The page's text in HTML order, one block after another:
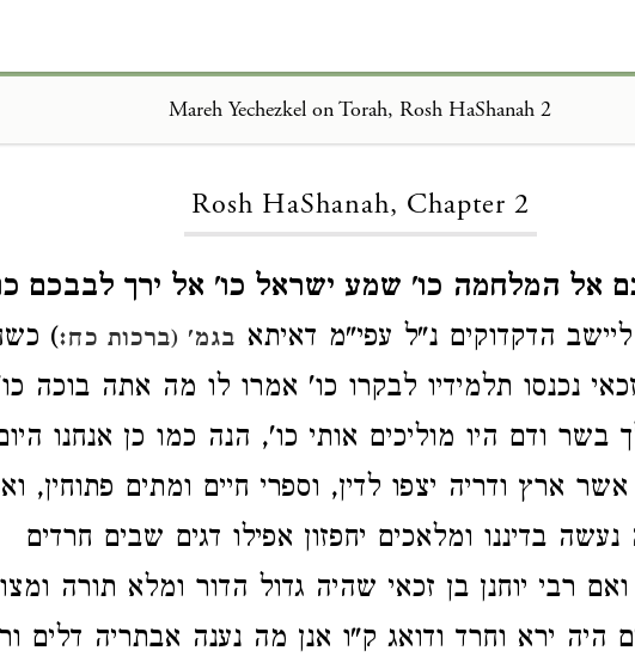
Mareh Yechezkel on Torah, Rosh HaShanah 2
Rosh HaShanah, Chapter 2
אל המלחמה כו' שמע ישראל כו' אל ירך לבבכם
הדקדוקים נ"ל עפי"מ דאיתא בגמ' (ברכות כח:)
זכאי נכנסו תלמידיו לבקרו כו' אמרו לו מה אתה בוכה
בשר ודם היו מוליכים אותי כו', הנה כמו כן אנחנו
ארץ ודריה יצפו לדין, וספרי חיים ומתים פתוחין,
נעשה בדיננו ומלאכים יחפזון אפילו דגים שבים חרדים
רבי יוחנן בן זכאי שהיה גדול הדור ומלא תורה
היה ירא וחרד ודואג ק"ו אנן מה נענה אבתריה דלים